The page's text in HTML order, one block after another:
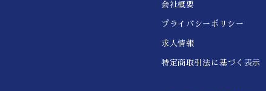
会社概要
プライバシーポリシー
求人情報
特定商取引法に基づく表示